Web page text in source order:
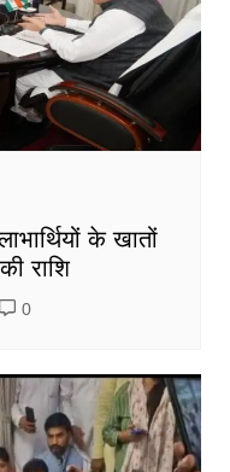
के खातों
राशि
0